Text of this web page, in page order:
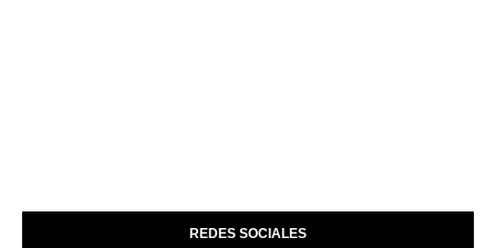
REDES SOCIALES